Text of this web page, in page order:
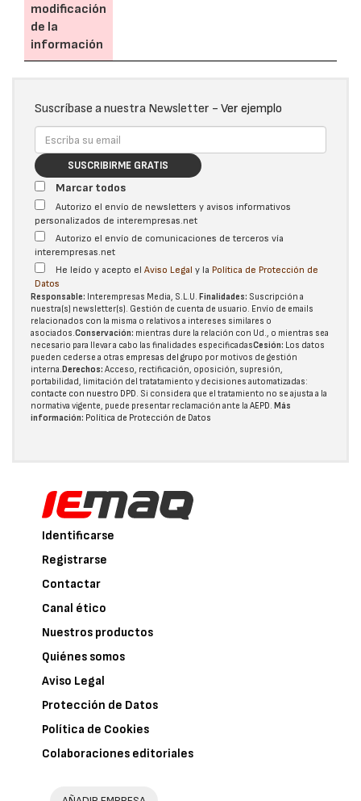
modificación
de la
información
Suscríbase a nuestra Newsletter - Ver ejemplo
SUSCRIBIRME GRATIS
Marcar todos
Autorizo el envío de newsletters y avisos informativos
personalizados de interempresas.net
Autorizo el envío de comunicaciones de terceros vía
interempresas.net
He leído y acepto el Aviso Legal y la Política de Protección de
Datos
Responsable: Interempresas Media, S.L.U. Finalidades: Suscripción a
nuestra(s) newsletter(s). Gestión de cuenta de usuario. Envío de emails
relacionados con la misma o relativos a intereses similares o
asociados.Conservación: mientras dure la relación con Ud., o mientras sea
necesario para llevar a cabo las finalidades especificadasCesión: Los datos
pueden cederse a otras empresas del grupo por motivos de gestión
interna.Derechos: Acceso, rectificación, oposición, supresión,
portabilidad, limitación del tratatamiento y decisiones automatizadas:
contacte con nuestro DPD. Si considera que el tratamiento no se ajusta a la
normativa vigente, puede presentar reclamación ante la AEPD. Más
información: Política de Protección de Datos
Identificarse
Registrarse
Contactar
Canal ético
Nuestros productos
Quiénes somos
Aviso Legal
Protección de Datos
Política de Cookies
Colaboraciones editoriales